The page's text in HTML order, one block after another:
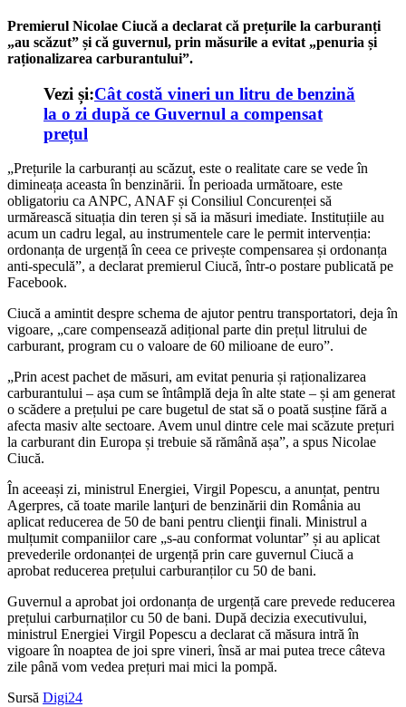
Premierul Nicolae Ciucă a declarat că prețurile la carburanți
„au scăzut” și că guvernul, prin măsurile a evitat „penuria și
raționalizarea carburantului”.
Vezi și:Cât costă vineri un litru de benzină
la o zi după ce Guvernul a compensat
prețul
„Prețurile la carburanți au scăzut, este o realitate care se vede în
dimineața aceasta în benzinării. În perioada următoare, este
obligatoriu ca ANPC, ANAF și Consiliul Concurenței să
urmărească situația din teren și să ia măsuri imediate. Instituțiile au
acum un cadru legal, au instrumentele care le permit intervenția:
ordonanța de urgență în ceea ce privește compensarea și ordonanța
anti-speculă”, a declarat premierul Ciucă, într-o postare publicată pe
Facebook.
Ciucă a amintit despre schema de ajutor pentru transportatori, deja în
vigoare, „care compensează adițional parte din prețul litrului de
carburant, program cu o valoare de 60 milioane de euro”.
„Prin acest pachet de măsuri, am evitat penuria și raționalizarea
carburantului – așa cum se întâmplă deja în alte state – și am generat
o scădere a prețului pe care bugetul de stat să o poată susține fără a
afecta masiv alte sectoare. Avem unul dintre cele mai scăzute prețuri
la carburant din Europa și trebuie să rămână așa”, a spus Nicolae
Ciucă.
În aceeași zi, ministrul Energiei, Virgil Popescu, a anunțat, pentru
Agerpres, că toate marile lanţuri de benzinării din România au
aplicat reducerea de 50 de bani pentru clienţii finali. Ministrul a
mulțumit companiilor care „s-au conformat voluntar” și au aplicat
prevederile ordonanței de urgență prin care guvernul Ciucă a
aprobat reducerea prețului carburanților cu 50 de bani.
Guvernul a aprobat joi ordonanța de urgență care prevede reducerea
prețului carburnaților cu 50 de bani. După decizia executivului,
ministrul Energiei Virgil Popescu a declarat că măsura intră în
vigoare în noaptea de joi spre vineri, însă ar mai putea trece câteva
zile până vom vedea prețuri mai mici la pompă.
Sursă Digi24